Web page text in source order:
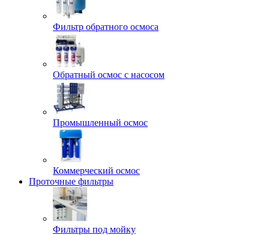
Фильтр обратного осмоса
Обратный осмос с насосом
Промышленный осмос
Коммерческий осмос
Проточные фильтры
Фильтры под мойку